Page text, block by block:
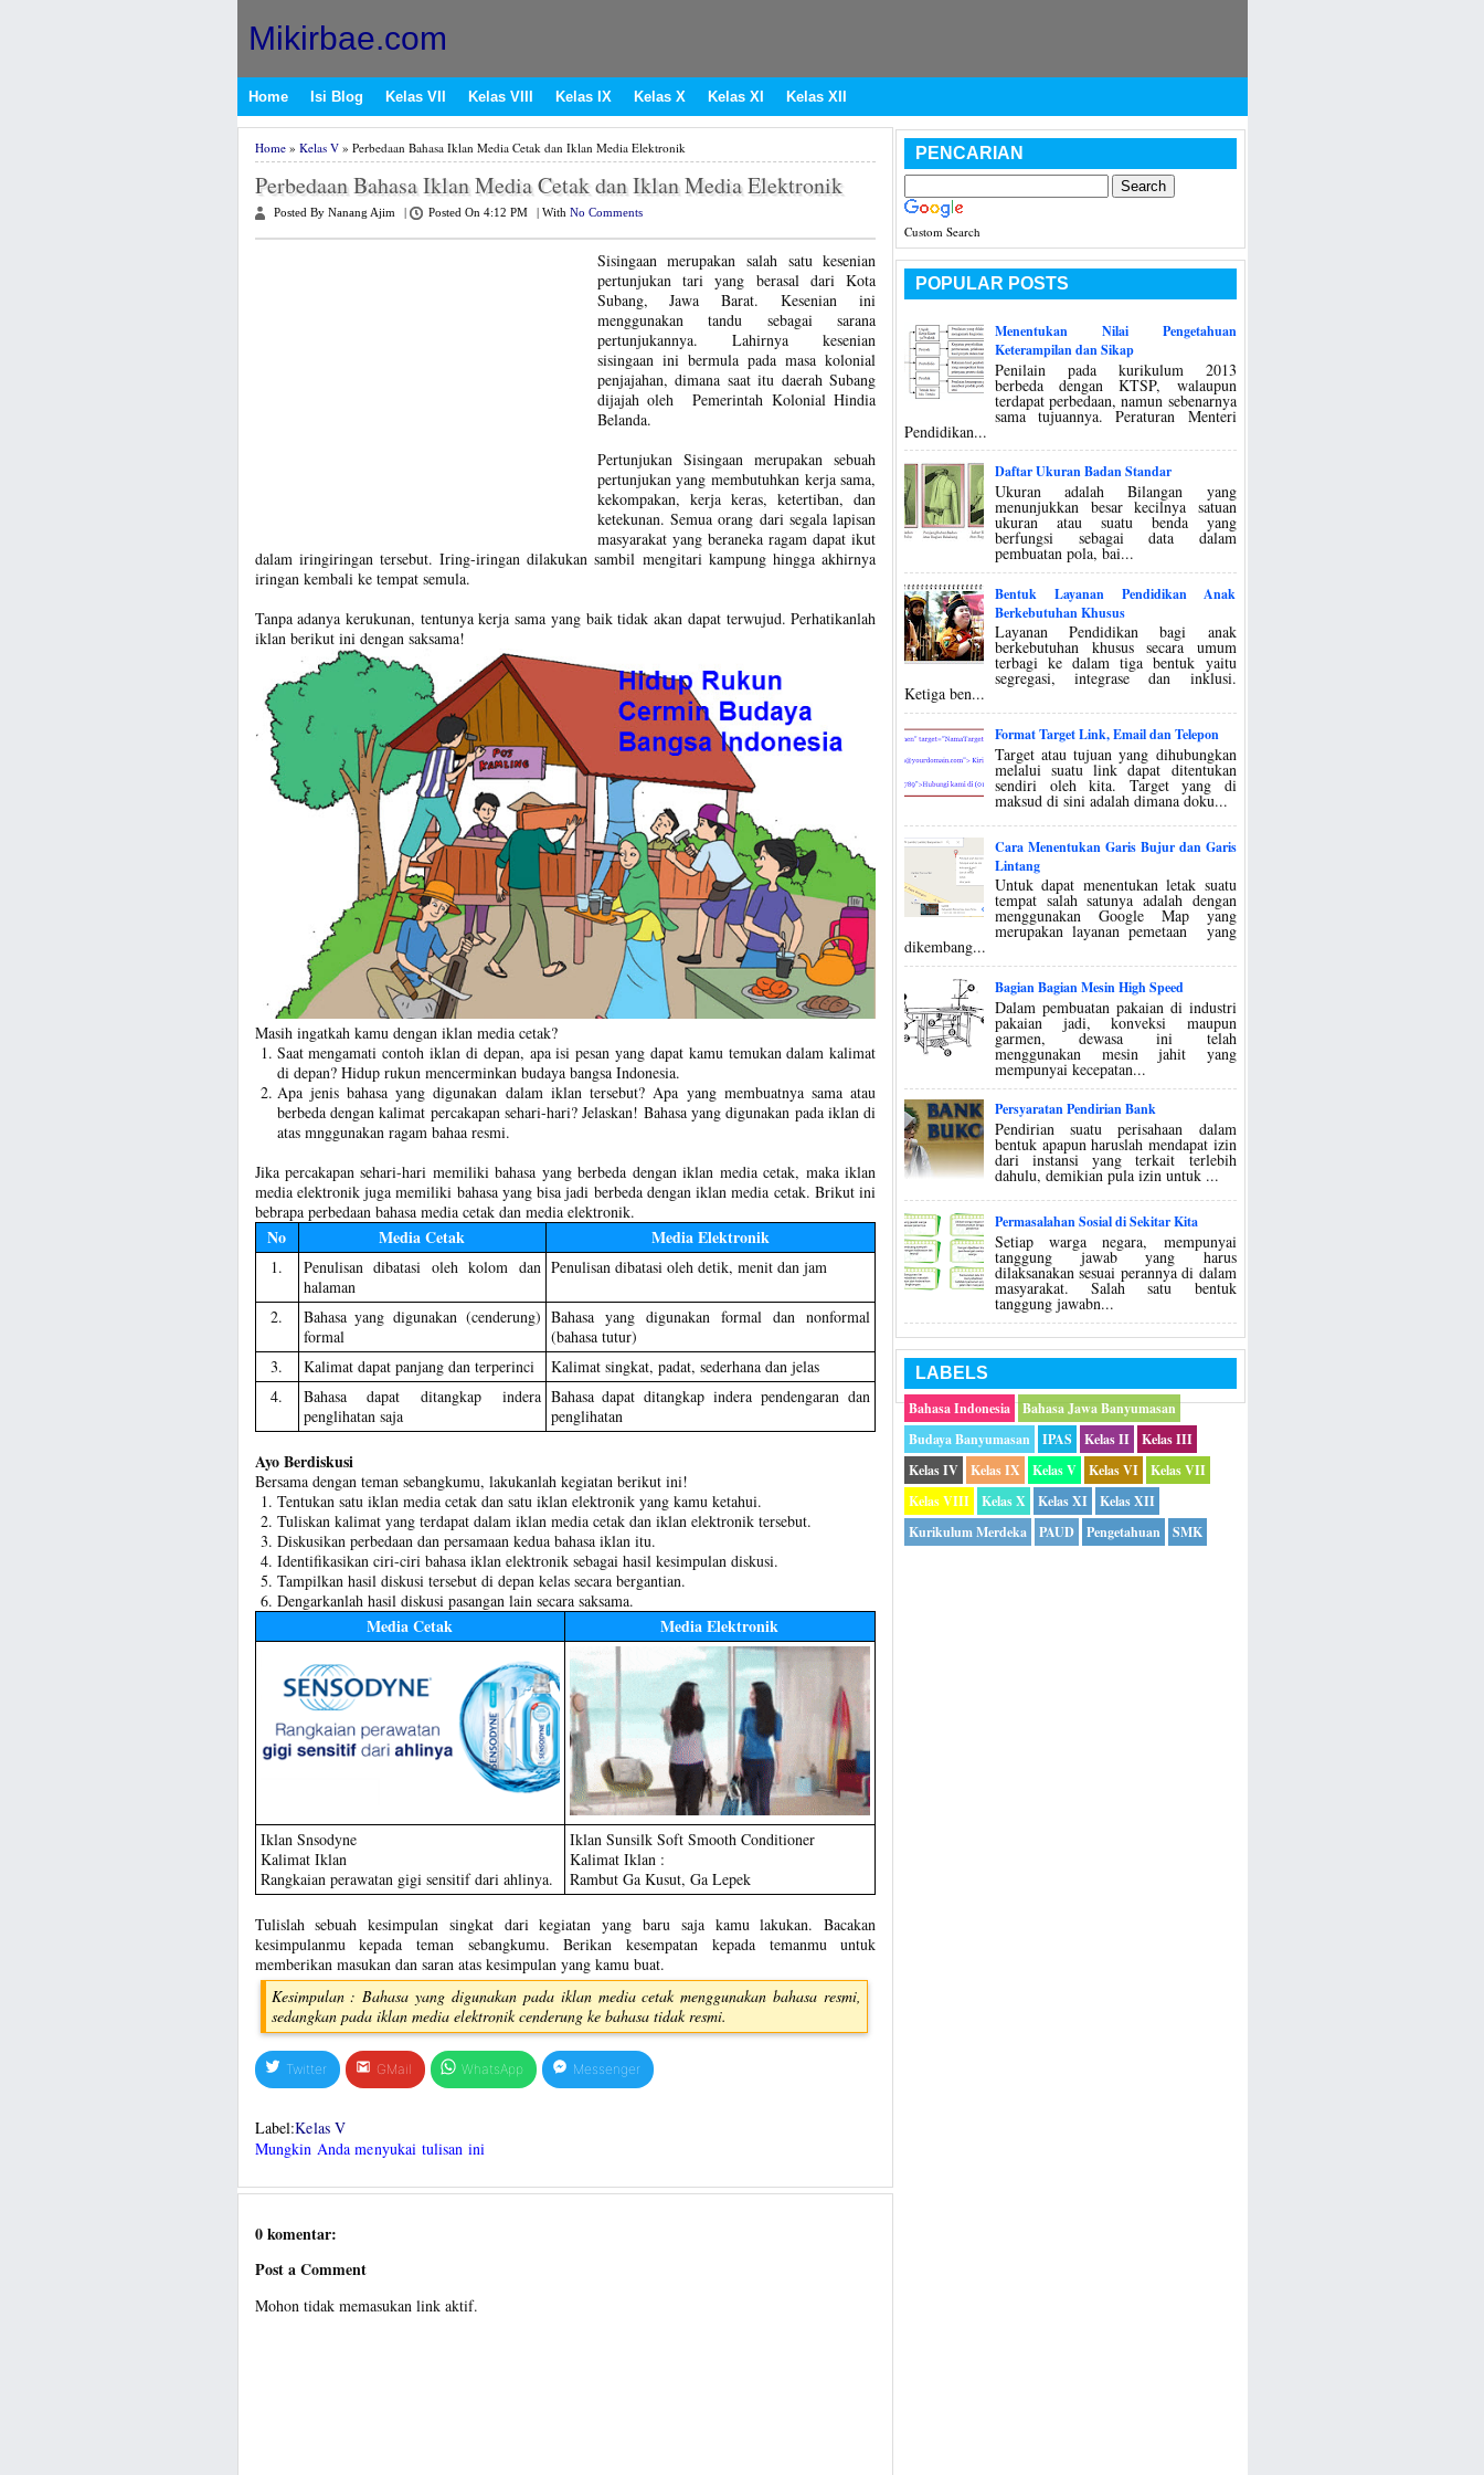
Mikirbae.com
Home Isi Blog Kelas VII Kelas VIII Kelas IX Kelas X Kelas XI Kelas XII
Home» Kelas V» Perbedaan Bahasa Iklan Media Cetak dan Iklan Media Elektronik
Perbedaan Bahasa Iklan Media Cetak dan Iklan Media Elektronik
Posted By Nanang Ajim Posted On 4:12 PM With No Comments
Sisingaan merupakan salah satu kesenian
pertunjukan tari yang berasal dari Kota
Subang, Jawa Barat. Kesenian ini
menggunakan tandu sebagai sarana
pertunjukannya. Lahirnya kesenian
sisingaan ini bermula pada masa kolonial
penjajahan, dimana saat itu daerah Subang
dijajah oleh Pemerintah Kolonial Hindia
Belanda.
Pertunjukan Sisingaan merupakan sebuah
pertunjukan yang membutuhkan kerja sama,
kekompakan, kerja keras, ketertiban, dan
ketekunan. Semua orang dari segala lapisan
masyarakat yang beraneka ragam dapat ikut
dalam iringiringan tersebut. Iring-iringan dilakukan sambil mengitari kampung hingga akhirnya
iringan kembali ke tempat semula.
Tanpa adanya kerukunan, tentunya kerja sama yang baik tidak akan dapat terwujud. Perhatikanlah
iklan berikut ini dengan saksama!
Masih ingatkah kamu dengan iklan media cetak?
Saat mengamati contoh iklan di depan, apa isi pesan yang dapat kamu temukan dalam kalimat
di depan? Hidup rukun mencerminkan budaya bangsa Indonesia.
Apa jenis bahasa yang digunakan dalam iklan tersebut? Apa yang membuatnya sama atau
berbeda dengan kalimat percakapan sehari-hari? Jelaskan! Bahasa yang digunakan pada iklan di
atas mnggunakan ragam bahaa resmi.
Jika percakapan sehari-hari memiliki bahasa yang berbeda dengan iklan media cetak, maka iklan
media elektronik juga memiliki bahasa yang bisa jadi berbeda dengan iklan media cetak. Brikut ini
bebrapa perbedaan bahasa media cetak dan media elektronik.
No Media Cetak Media Elektronik
1.
Penulisan dibatasi oleh kolom dan
halaman
Penulisan dibatasi oleh detik, menit dan jam
2.
Bahasa yang digunakan (cenderung)
formal
Bahasa yang digunakan formal dan nonformal
(bahasa tutur)
3.
Kalimat dapat panjang dan terperinci
Kalimat singkat, padat, sederhana dan jelas
4.
Bahasa dapat ditangkap indera
penglihatan saja
Bahasa dapat ditangkap indera pendengaran dan
penglihatan
Ayo Berdiskusi
Bersama dengan teman sebangkumu, lakukanlah kegiatan berikut ini!
Tentukan satu iklan media cetak dan satu iklan elektronik yang kamu ketahui.
Tuliskan kalimat yang terdapat dalam iklan media cetak dan iklan elektronik tersebut.
Diskusikan perbedaan dan persamaan kedua bahasa iklan itu.
Identifikasikan ciri-ciri bahasa iklan elektronik sebagai hasil kesimpulan diskusi.
Tampilkan hasil diskusi tersebut di depan kelas secara bergantian.
Dengarkanlah hasil diskusi pasangan lain secara saksama.
Media Cetak Media Elektronik
Iklan Snsodyne
Kalimat Iklan
Rangkaian perawatan gigi sensitif dari ahlinya.
Iklan Sunsilk Soft Smooth Conditioner
Kalimat Iklan :
Rambut Ga Kusut, Ga Lepek
Tulislah sebuah kesimpulan singkat dari kegiatan yang baru saja kamu lakukan. Bacakan
kesimpulanmu kepada teman sebangkumu. Berikan kesempatan kepada temanmu untuk
memberikan masukan dan saran atas kesimpulan yang kamu buat.
Kesimpulan : Bahasa yang digunakan pada iklan media cetak menggunakan bahasa resmi,
sedangkan pada iklan media elektronik cenderung ke bahasa tidak resmi.
Twitter GMail WhatsApp Messenger
Label:Kelas V
Mungkin Anda menyukai tulisan ini
0 komentar:
Post a Comment
Mohon tidak memasukan link aktif.
PENCARIAN
Custom Search
POPULAR POSTS
Menentukan Nilai Pengetahuan
Keterampilan dan Sikap
Penilain pada kurikulum 2013
berbeda dengan KTSP, walaupun
terdapat perbedaan, namun sebenarnya
sama tujuannya. Peraturan Menteri
Pendidikan...
Daftar Ukuran Badan Standar
Ukuran adalah Bilangan yang
menunjukkan besar kecilnya satuan
ukuran atau suatu benda yang
berfungsi sebagai data dalam
pembuatan pola, bai...
Bentuk Layanan Pendidikan Anak
Berkebutuhan Khusus
Layanan Pendidikan bagi anak
berkebutuhan khusus secara umum
terbagi ke dalam tiga bentuk yaitu
segregasi, integrase dan inklusi.
Ketiga ben...
Format Target Link, Email dan Telepon
Target atau tujuan yang dihubungkan
melalui suatu link dapat ditentukan
sendiri oleh kita. Target yang di
maksud di sini adalah dimana doku...
Cara Menentukan Garis Bujur dan Garis
Lintang
Untuk dapat menentukan letak suatu
tempat salah satunya adalah dengan
menggunakan Google Map yang
merupakan layanan pemetaan yang
dikembang...
Bagian Bagian Mesin High Speed
Dalam pembuatan pakaian di industri
pakaian jadi, konveksi maupun
garmen, dewasa ini telah
menggunakan mesin jahit yang
mempunyai kecepatan...
Persyaratan Pendirian Bank
Pendirian suatu perisahaan dalam
bentuk apapun haruslah mendapat izin
dari instansi yang terkait terlebih
dahulu, demikian pula izin untuk ...
Permasalahan Sosial di Sekitar Kita
Setiap warga negara, mempunyai
tanggung jawab yang harus
dilaksanakan sesuai perannya di dalam
masyarakat. Salah satu bentuk
tanggung jawabn...
LABELS
Bahasa Indonesia
Bahasa Jawa Banyumasan
Budaya Banyumasan
IPAS Kelas II
Kelas III
Kelas IV
Kelas IX Kelas V Kelas VI
Kelas VII
Kelas VIII
Kelas X Kelas XI
Kelas XII
Kurikulum Merdeka
PAUD Pengetahuan SMK